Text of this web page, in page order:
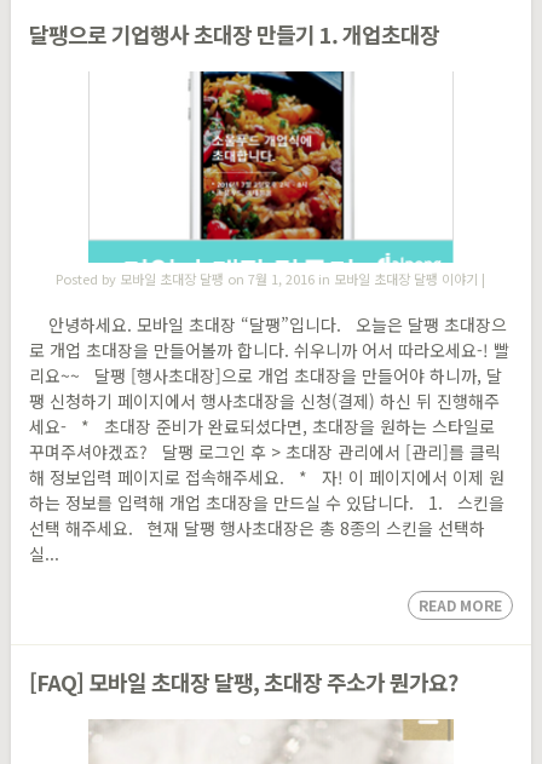
달팽으로 기업행사 초대장 만들기 1. 개업초대장
Posted by 모바일 초대장 달팽 on 7월 1, 2016 in 모바일 초대장 달팽 이야기 |
안녕하세요. 모바일 초대장 “달팽”입니다. 오늘은 달팽 초대장으
로 개업 초대장을 만들어볼까 합니다. 쉬우니까 어서 따라오세요-! 빨
리요~~ 달팽 [행사초대장]으로 개업 초대장을 만들어야 하니까, 달
팽 신청하기 페이지에서 행사초대장을 신청(결제) 하신 뒤 진행해주
세요- * 초대장 준비가 완료되셨다면, 초대장을 원하는 스타일로
꾸며주셔야겠죠? 달팽 로그인 후 > 초대장 관리에서 [관리]를 클릭
해 정보입력 페이지로 접속해주세요. * 자! 이 페이지에서 이제 원
하는 정보를 입력해 개업 초대장을 만드실 수 있답니다. 1. 스킨을
선택 해주세요. 현재 달팽 행사초대장은 총 8종의 스킨을 선택하
실...
READ MORE
[FAQ] 모바일 초대장 달팽, 초대장 주소가 뭔가요?